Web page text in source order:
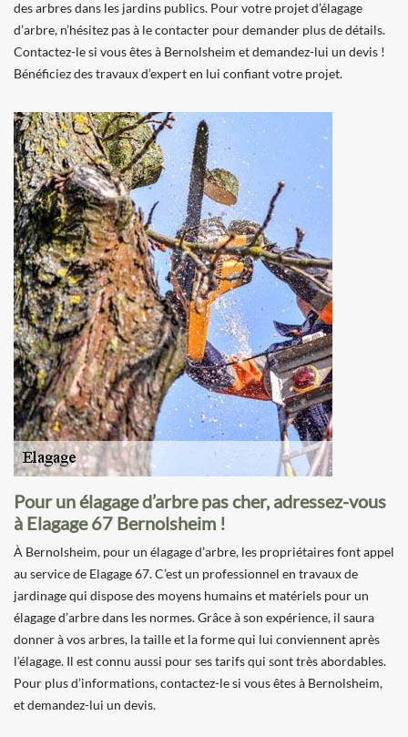
des arbres dans les jardins publics. Pour votre projet d’élagage
d’arbre, n’hésitez pas à le contacter pour demander plus de détails.
Contactez-le si vous êtes à Bernolsheim et demandez-lui un devis !
Bénéficiez des travaux d’expert en lui confiant votre projet.
Pour un élagage d’arbre pas cher, adressez-vous
à Elagage 67 Bernolsheim !
À Bernolsheim, pour un élagage d’arbre, les propriétaires font appel
au service de Elagage 67. C’est un professionnel en travaux de
jardinage qui dispose des moyens humains et matériels pour un
élagage d’arbre dans les normes. Grâce à son expérience, il saura
donner à vos arbres, la taille et la forme qui lui conviennent après
l’élagage. Il est connu aussi pour ses tarifs qui sont très abordables.
Pour plus d’informations, contactez-le si vous êtes à Bernolsheim,
et demandez-lui un devis.